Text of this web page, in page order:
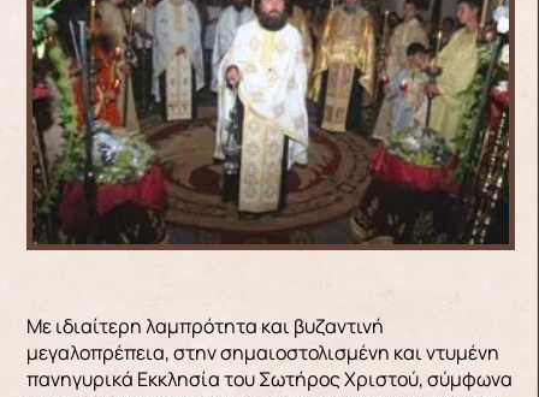
Με ιδιαίτερη λαμπρότητα και βυζαντινή
μεγαλοπρέπεια, στην σημαιοστολισμένη και ντυμένη
πανηγυρικά Εκκλησία του Σωτήρος Χριστού, σύμφωνα